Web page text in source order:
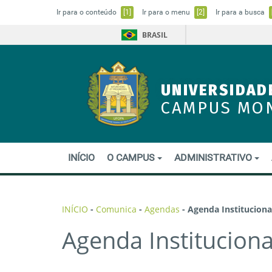
Ir para o conteúdo [1] Ir para o menu [2] Ir para a busca
BRASIL
CAMPUS
INÍCIO O CAMPUS ADMINISTRATIVO
INÍCIO - Comunica - Agendas - Agenda
Agenda